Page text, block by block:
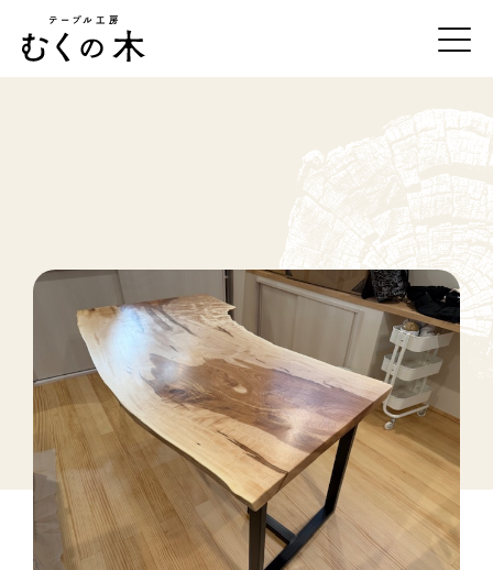
テーブル工房むくの木について
事例紹介
オーダーの流れ
お手入れ方法
店舗・アクセス
お問合せ